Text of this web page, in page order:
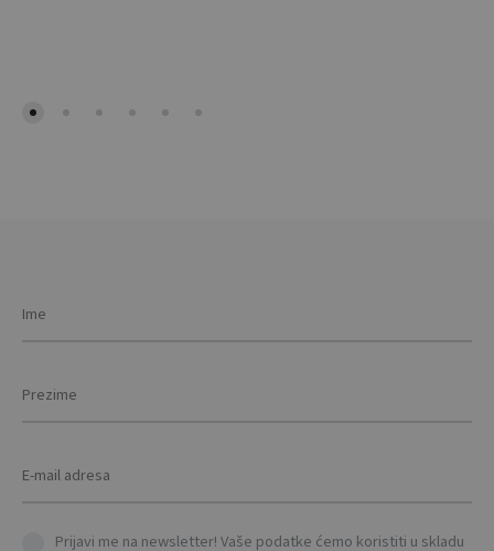
Prijavi me na newsletter! Vaše podatke ćemo koristiti u skladu